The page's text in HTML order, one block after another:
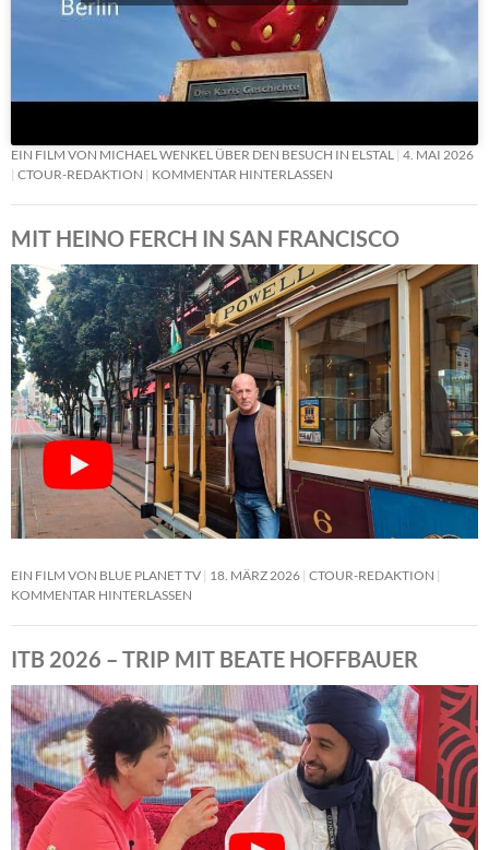
EIN FILM VON MICHAEL WENKEL ÜBER DEN BESUCH IN ELSTAL
4. MAI 2026
CTOUR-REDAKTION
KOMMENTAR HINTERLASSEN
MIT HEINO FERCH IN SAN FRANCISCO
EIN FILM VON BLUE PLANET TV 18. MÄRZ 2026 CTOUR-REDAKTION
KOMMENTAR HINTERLASSEN
ITB 2026 – TRIP MIT BEATE HOFFBAUER